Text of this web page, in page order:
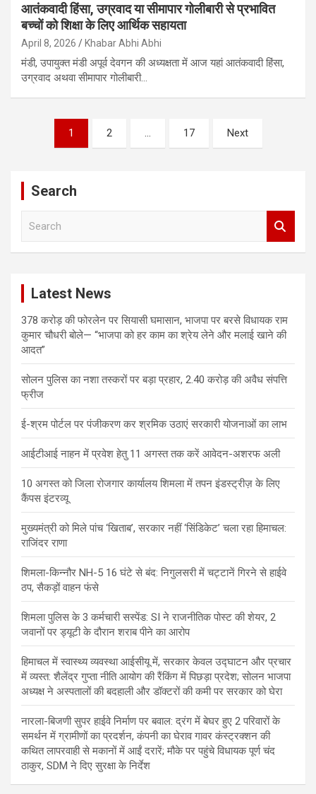
आतंकवादी हिंसा, उग्रवाद या सीमापार गोलीबारी से प्रभावित
बच्चों को शिक्षा के लिए आर्थिक सहायता
April 8, 2026 Khabar Abhi Abhi
मंडी, उपायुक्त मंडी अपूर्व देवगन की अध्यक्षता में आज यहां आतंकवादी हिंसा,
उग्रवाद अथवा सीमापार गोलीबारी…
pagination
1 2 … 17 Next
Search
Latest News
378 करोड़ की फोरलेन पर सियासी घमासान, भाजपा पर बरसे विधायक राम
कुमार चौधरी बोले— “भाजपा को हर काम का श्रेय लेने और मलाई खाने की
आदत”
सोलन पुलिस का नशा तस्करों पर बड़ा प्रहार, 2.40 करोड़ की अवैध संपत्ति
फ्रीज
ई-श्रम पोर्टल पर पंजीकरण कर श्रमिक उठाएं सरकारी योजनाओं का लाभ
आईटीआई नाहन में प्रवेश हेतु 11 अगस्त तक करें आवेदन-अशरफ अली
10 अगस्त को जिला रोजगार कार्यालय शिमला में तपन इंडस्ट्रीज़ के लिए
कैंपस इंटरव्यू
मुख्यमंत्री को मिले पांच ‘खिताब’, सरकार नहीं ‘सिंडिकेट’ चला रहा हिमाचल:
राजिंदर राणा
शिमला-किन्नौर NH-5 16 घंटे से बंद: निगुलसरी में चट्टानें गिरने से हाईवे
ठप, सैकड़ों वाहन फंसे
शिमला पुलिस के 3 कर्मचारी सस्पेंड: SI ने राजनीतिक पोस्ट की शेयर, 2
जवानों पर ड्यूटी के दौरान शराब पीने का आरोप
हिमाचल में स्वास्थ्य व्यवस्था आईसीयू में, सरकार केवल उद्घाटन और प्रचार
में व्यस्त: शैलेंद्र गुप्ता नीति आयोग की रैंकिंग में पिछड़ा प्रदेश; सोलन भाजपा
अध्यक्ष ने अस्पतालों की बदहाली और डॉक्टरों की कमी पर सरकार को घेरा
नारला-बिजणी सुपर हाईवे निर्माण पर बवाल: द्रंग में बेघर हुए 2 परिवारों के
समर्थन में ग्रामीणों का प्रदर्शन, कंपनी का घेराव गावर कंस्ट्रक्शन की
कथित लापरवाही से मकानों में आईं दरारें; मौके पर पहुंचे विधायक पूर्ण चंद
ठाकुर, SDM ने दिए सुरक्षा के निर्देश